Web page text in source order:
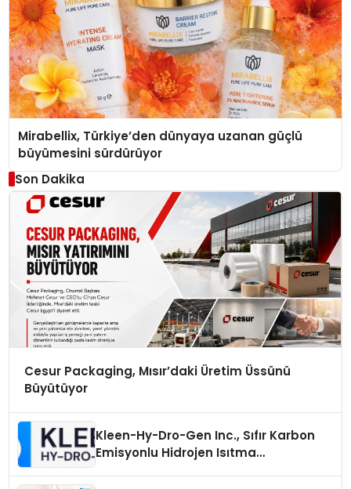
Mirabellix, Türkiye’den dünyaya uzanan güçlü
büyümesini sürdürüyor
Son Dakika
Cesur Packaging, Mısır’daki Üretim Üssünü
Büyütüyor
Kleen-Hy-Dro-Gen Inc., Sıfır Karbon
Emisyonlu Hidrojen Isıtma